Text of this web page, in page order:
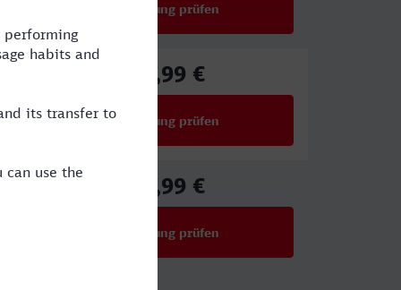
Verbindung prüfen
44,99 €
Verbindung prüfen
37,99 €
Verbindung prüfen